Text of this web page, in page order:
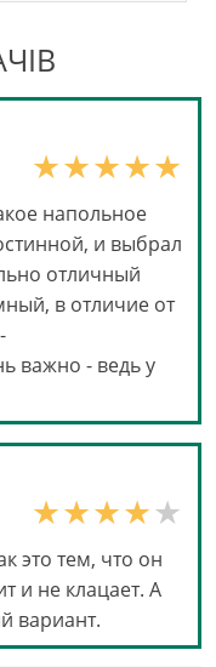
напольное
и выбрал
отличный
в отличие от
важно - ведь у
это тем, что он
и не клацает. А
вариант.